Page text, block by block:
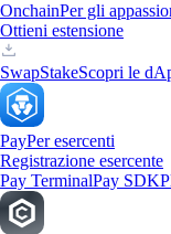
OnchainPer gli
Ottieni estensione
SwapStakeScopri le
PayPer esercenti
Registrazione esercente
Pay TerminalPay SDK